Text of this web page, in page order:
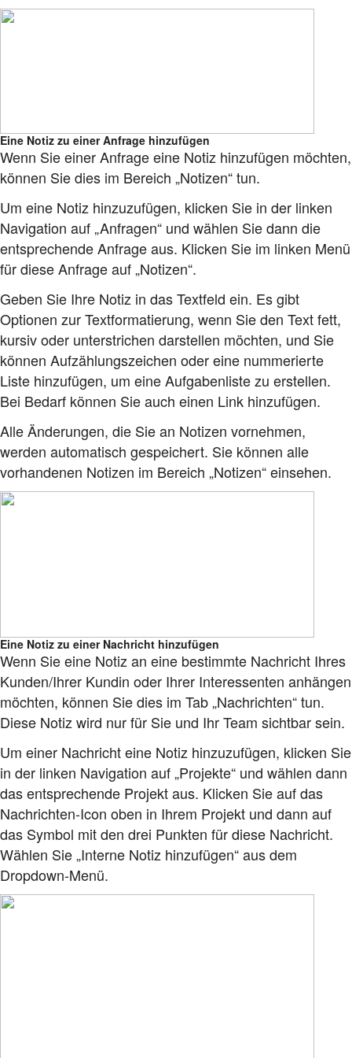
Eine Notiz zu einer Anfrage hinzufügen
Wenn Sie einer Anfrage eine Notiz hinzufügen möchten,
können Sie dies im Bereich „Notizen“ tun.
Um eine Notiz hinzuzufügen, klicken Sie in der linken
Navigation auf „Anfragen“ und wählen Sie dann die
entsprechende Anfrage aus. Klicken Sie im linken Menü
für diese Anfrage auf „Notizen“.
Geben Sie Ihre Notiz in das Textfeld ein. Es gibt
Optionen zur Textformatierung, wenn Sie den Text fett,
kursiv oder unterstrichen darstellen möchten, und Sie
können Aufzählungszeichen oder eine nummerierte
Liste hinzufügen, um eine Aufgabenliste zu erstellen.
Bei Bedarf können Sie auch einen Link hinzufügen.
Alle Änderungen, die Sie an Notizen vornehmen,
werden automatisch gespeichert. Sie können alle
vorhandenen Notizen im Bereich „Notizen“ einsehen.
Eine Notiz zu einer Nachricht hinzufügen
Wenn Sie eine Notiz an eine bestimmte Nachricht Ihres
Kunden/Ihrer Kundin oder Ihrer Interessenten anhängen
möchten, können Sie dies im Tab „Nachrichten“ tun.
Diese Notiz wird nur für Sie und Ihr Team sichtbar sein.
Um einer Nachricht eine Notiz hinzuzufügen, klicken Sie
in der linken Navigation auf „Projekte“ und wählen dann
das entsprechende Projekt aus. Klicken Sie auf das
Nachrichten-Icon oben in Ihrem Projekt und dann auf
das Symbol mit den drei Punkten für diese Nachricht.
Wählen Sie „Interne Notiz hinzufügen“ aus dem
Dropdown-Menü.